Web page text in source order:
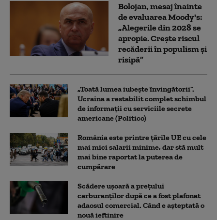
Bolojan, mesaj înainte
de evaluarea Moody's:
„Alegerile din 2028 se
apropie. Crește riscul
recăderii în populism și
risipă”
„Toată lumea iubește învingătorii”.
Ucraina a restabilit complet schimbul
de informații cu serviciile secrete
americane (Politico)
România este printre țările UE cu cele
mai mici salarii minime, dar stă mult
mai bine raportat la puterea de
cumpărare
Scădere ușoară a prețului
carburanților după ce a fost plafonat
adaosul comercial. Când e așteptată o
nouă ieftinire